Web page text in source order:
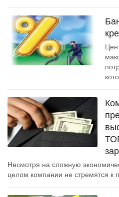
Несмотря на сложную
целом компании не стремятся к